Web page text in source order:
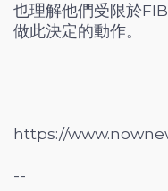
也理解他們受限於
做此決定的動作。
https://
--